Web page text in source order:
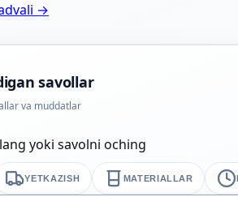
→
savollar
va muddatlar
yoki savolni oching
YETKAZISH MATERIALLAR